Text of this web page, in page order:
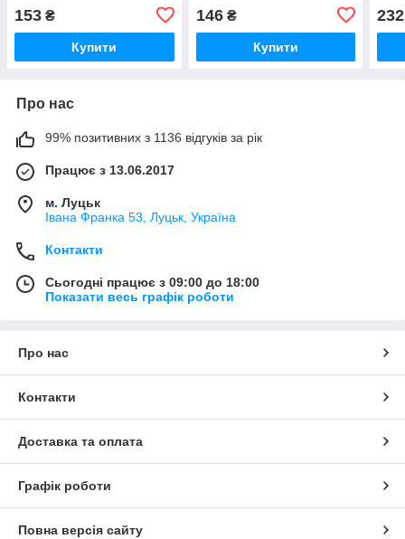
153 ₴
Купити
146₴
Купити
232
Про нас
99% позитивних з 1136 відгуків за рік
Працює з 13.06.2017
м. Луцьк
Івана Франка 53, Луцьк, Україна
Контакти
Сьогодні працює з 09:00 до 18:00
Показати весь графік роботи
Про нас
Контакти
Доставка та оплата
Графік роботи
Повна версія сайту